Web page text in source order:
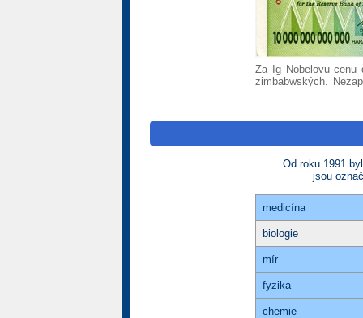
Za Ig Nobelovu cenu
zimbabwských.
Od roku 1991
jsou
medicína
biologie
mír
fyzika
chemie